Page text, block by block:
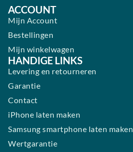
ACCOUNT
Mijn Account
Bestellingen
Mijn winkelwagen
HANDIGE LINKS
Levering en retourneren
Garantie
Contact
iPhone laten maken
Samsung smartphone laten maken
Wertgarantie